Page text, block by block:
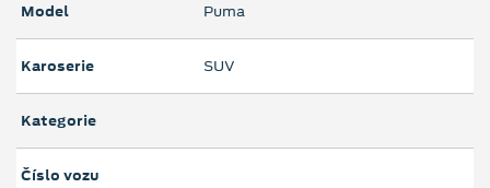
Model Puma
Karoserie SUV
Kategorie
Číslo vozu